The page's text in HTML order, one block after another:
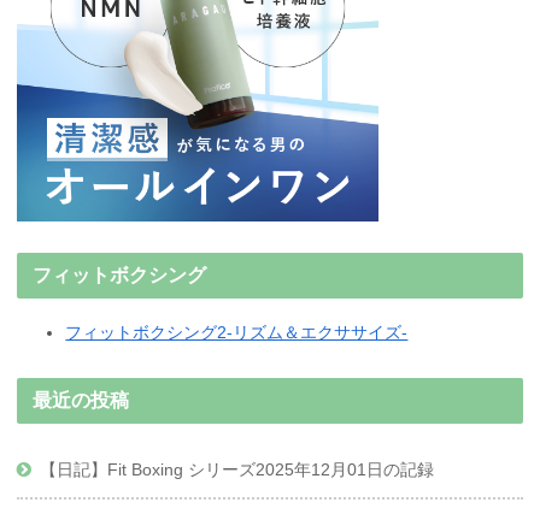
フィットボクシング
フィットボクシング2-リズム＆エクササイズ-
最近の投稿
【日記】Fit Boxing シリーズ2025年12月01日の記録